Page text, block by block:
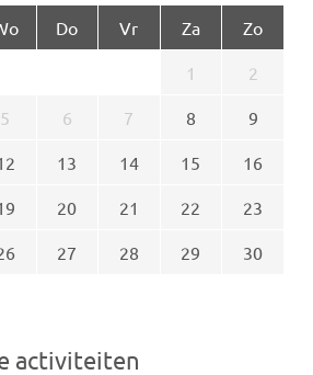
Do Vr Za Zo
1 2
5 6 7 8 9
13 14 15 16
20 21 22 23
27 28 29 30
activiteiten